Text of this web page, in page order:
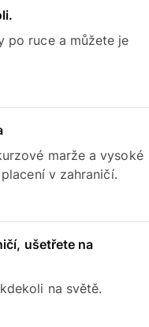
po ruce a můžete je
marže a vysoké
v zahraničí.
ušetřete na
na světě.